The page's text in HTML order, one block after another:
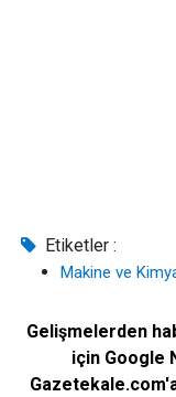
Etiketler :
Makine ve
Gelişmelerden
için Google